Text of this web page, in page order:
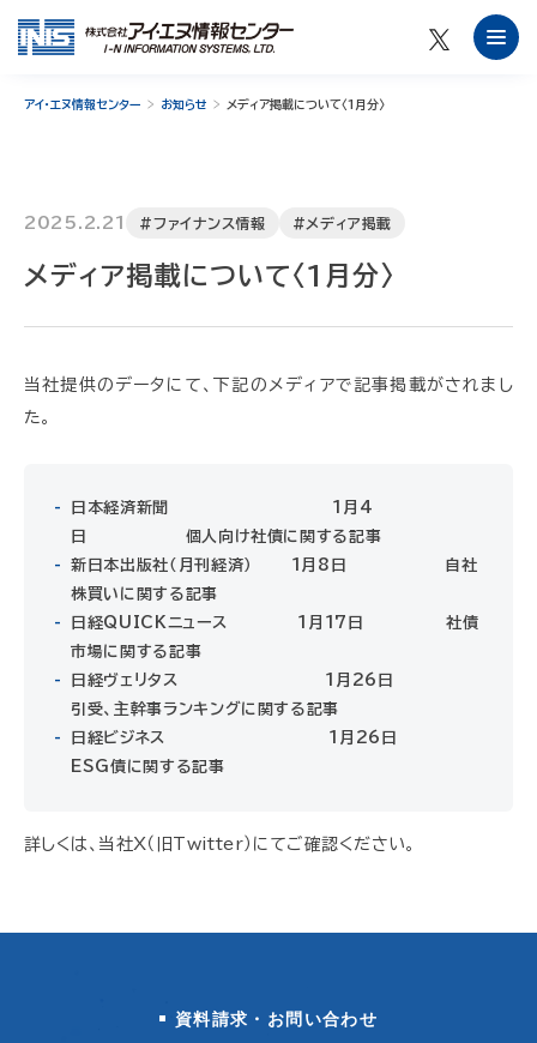
アイ・エヌ情報センター お知らせ メディア掲載について〈1月分〉
2025.2.21 #ファイナンス情報 #メディア掲載
メディア掲載について〈1月分〉
当社提供のデータにて、下記のメディアで記事掲載がされまし
た。
日本経済新聞 1月4
日 個人向け社債に関する記事
新日本出版社（月刊経済） 1月8日 自社
株買いに関する記事
日経QUICKニュース 1月17日 社債
市場に関する記事
日経ヴェリタス 1月26日
引受、主幹事ランキングに関する記事
日経ビジネス 1月26日
ESG債に関する記事
詳しくは、 当社X（旧Twitter） にてご確認ください。
資料請求・お問い合わせ